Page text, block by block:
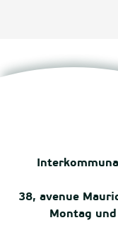
38, avenue
Montag